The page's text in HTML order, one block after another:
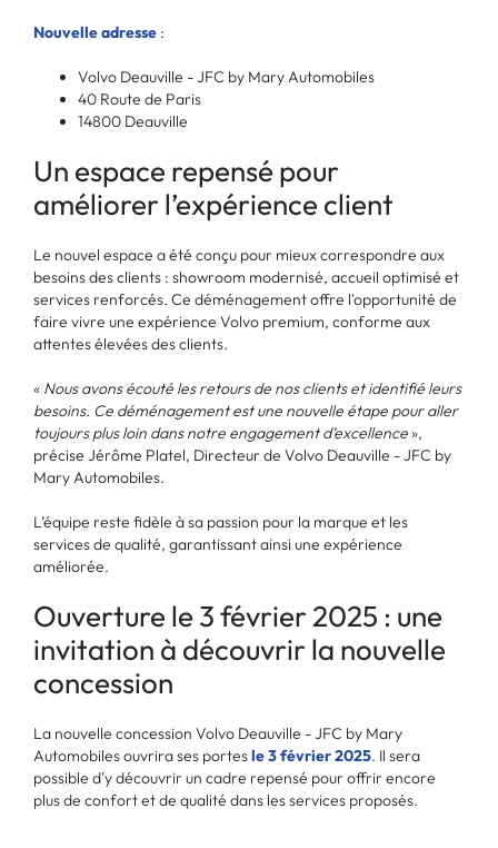
Nouvelle adresse :
Volvo Deauville - JFC by Mary Automobiles
40 Route de Paris
14800 Deauville
Un espace repensé pour
améliorer l’expérience client
Le nouvel espace a été conçu pour mieux correspondre aux
besoins des clients : showroom modernisé, accueil optimisé et
services renforcés. Ce déménagement offre l'opportunité de
faire vivre une expérience Volvo premium, conforme aux
attentes élevées des clients.
« Nous avons écouté les retours de nos clients et identifié leurs
besoins. Ce déménagement est une nouvelle étape pour aller
toujours plus loin dans notre engagement d’excellence»,
précise Jérôme Platel, Directeur de Volvo Deauville - JFC by
Mary Automobiles.
L’équipe reste fidèle à sa passion pour la marque et les
services de qualité, garantissant ainsi une expérience
améliorée.
Ouverture le 3 février 2025 : une
invitation à découvrir la nouvelle
concession
La nouvelle concession Volvo Deauville - JFC by Mary
Automobiles ouvrira ses portesle 3 février 2025. Il sera
possible d'y découvrir un cadre repensé pour offrir encore
plus de confort et de qualité dans les services proposés.